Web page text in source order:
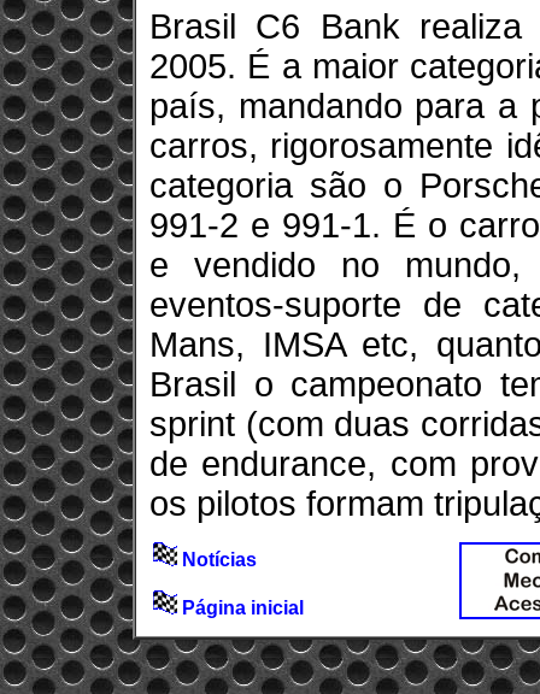
Brasil C6 Bank realiza
2005. É a maior
país, mandando para a
carros, rigorosamente
categoria são o
991-2 e 991-1. É o
e vendido no mundo,
eventos-suporte de
Mans, IMSA etc,
Brasil o campeonato
sprint (com duas
de endurance, com
os pilotos formam
Notícias
Página inicial